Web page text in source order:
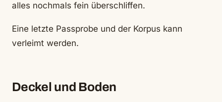
alles nochmals fein überschliffen.
Eine letzte Passprobe und der Korpus kann
verleimt werden.
Deckel und Boden